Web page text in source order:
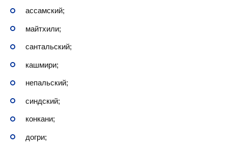
ассамский;
майтхили;
сантальский;
кашмири;
непальский;
синдский;
конкани;
догри;